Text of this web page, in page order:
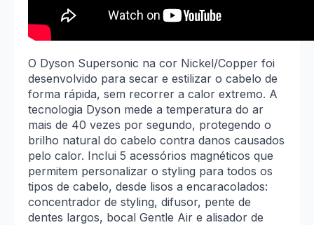
O Dyson Supersonic na cor Nickel/Copper foi
desenvolvido para secar e estilizar o cabelo de
forma rápida, sem recorrer a calor extremo. A
tecnologia Dyson mede a temperatura do ar
mais de 40 vezes por segundo, protegendo o
brilho natural do cabelo contra danos causados
pelo calor. Inclui 5 acessórios magnéticos que
permitem personalizar o styling para todos os
tipos de cabelo, desde lisos a encaracolados:
concentrador de styling, difusor, pente de
dentes largos, bocal Gentle Air e alisador de